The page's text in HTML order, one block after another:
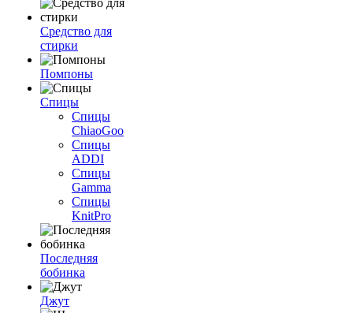
Средство для
стирки
Помпоны
Спицы
Спицы
ChiaoGoo
Спицы
ADDI
Спицы
Gamma
Спицы
KnitPro
Последняя
бобинка
Джут